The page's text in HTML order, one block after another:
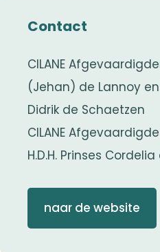
Contact
CILANE
(Jehan) de Lannoy
Didrik de Schaetzen
CILANE
H.D.H. Prinses
naar de website